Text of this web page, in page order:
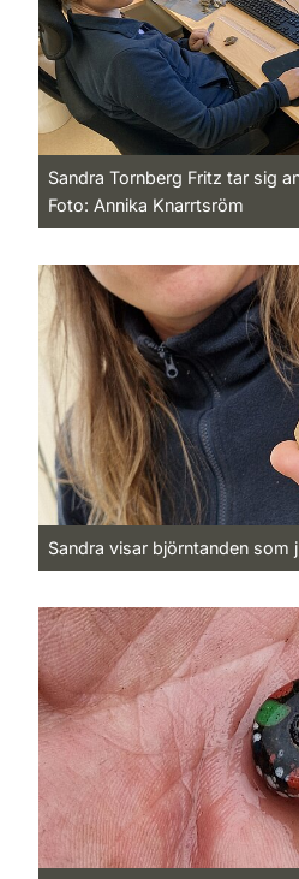
Sandra Tornberg Fritz tar sig
Foto: Annika Knarrtsröm
Sandra visar björntanden som